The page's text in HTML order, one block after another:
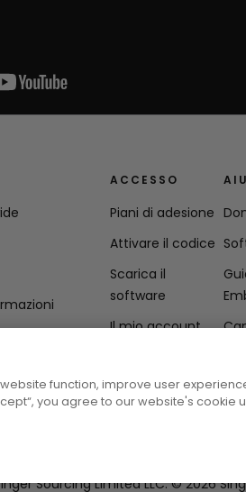
accessibilità
ACCESSO
Piani di adesione
Attivare il codice
Scarica il
software
Il mio account
Sourcing Limited LLC. © 2026
function, improve user
you agree to our website's cookie